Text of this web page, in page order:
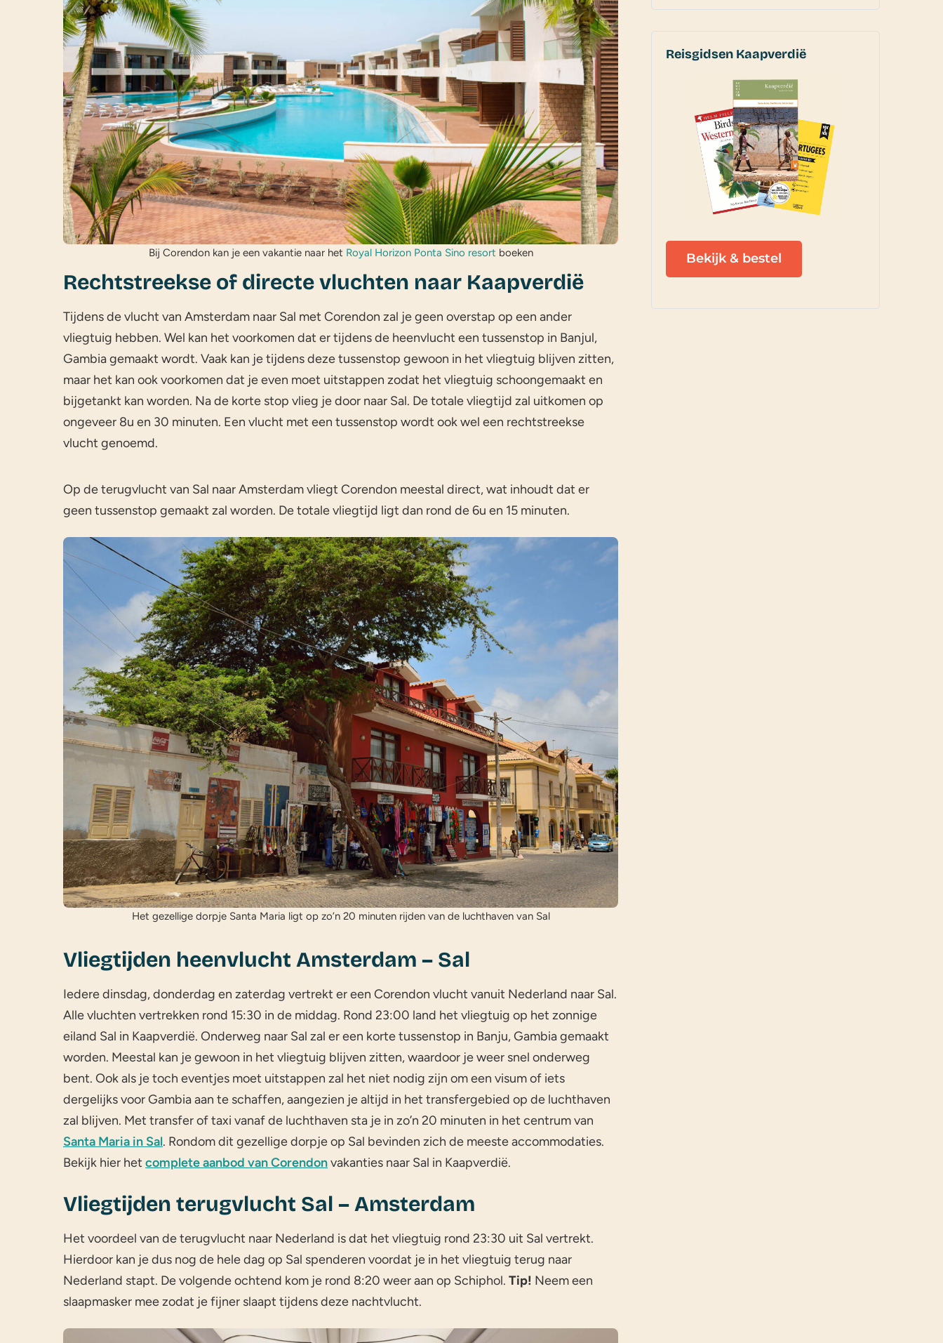
Bij Corendon kan je een vakantie naar het Royal Horizon Ponta Sino resort boeken
Rechtstreekse of directe vluchten naar Kaapverdië
Tijdens de vlucht van Amsterdam naar Sal met Corendon zal je geen overstap op een ander
vliegtuig hebben. Wel kan het voorkomen dat er tijdens de heenvlucht een tussenstop in Banjul,
Gambia gemaakt wordt. Vaak kan je tijdens deze tussenstop gewoon in het vliegtuig blijven zitten,
maar het kan ook voorkomen dat je even moet uitstappen zodat het vliegtuig schoongemaakt en
bijgetankt kan worden. Na de korte stop vlieg je door naar Sal. De totale vliegtijd zal uitkomen op
ongeveer 8u en 30 minuten. Een vlucht met een tussenstop wordt ook wel een rechtstreekse
vlucht genoemd.
Op de terugvlucht van Sal naar Amsterdam vliegt Corendon meestal direct, wat inhoudt dat er
geen tussenstop gemaakt zal worden. De totale vliegtijd ligt dan rond de 6u en 15 minuten.
Het gezellige dorpje Santa Maria ligt op zo’n 20 minuten rijden van de luchthaven van Sal
Vliegtijden heenvlucht Amsterdam – Sal
Iedere dinsdag, donderdag en zaterdag vertrekt er een Corendon vlucht vanuit Nederland naar Sal.
Alle vluchten vertrekken rond 15:30 in de middag. Rond 23:00 land het vliegtuig op het zonnige
eiland Sal in Kaapverdië. Onderweg naar Sal zal er een korte tussenstop in Banju, Gambia gemaakt
worden. Meestal kan je gewoon in het vliegtuig blijven zitten, waardoor je weer snel onderweg
bent. Ook als je toch eventjes moet uitstappen zal het niet nodig zijn om een visum of iets
dergelijks voor Gambia aan te schaffen, aangezien je altijd in het transfergebied op de luchthaven
zal blijven. Met transfer of taxi vanaf de luchthaven sta je in zo’n 20 minuten in het centrum van
Santa Maria in Sal. Rondom dit gezellige dorpje op Sal bevinden zich de meeste accommodaties.
Bekijk hier het complete aanbod van Corendonvakanties naar Sal in Kaapverdië.
Vliegtijden terugvlucht Sal – Amsterdam
Het voordeel van de terugvlucht naar Nederland is dat het vliegtuig rond 23:30 uit Sal vertrekt.
Hierdoor kan je dus nog de hele dag op Sal spenderen voordat je in het vliegtuig terug naar
Nederland stapt. De volgende ochtend kom je rond 8:20 weer aan op Schiphol. Tip! Neem een
slaapmasker mee zodat je fijner slaapt tijdens deze nachtvlucht.
Reisgidsen Kaapverdië
Bekijk & bestel